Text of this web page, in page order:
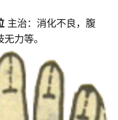
主治：消化不良，腹
力等。